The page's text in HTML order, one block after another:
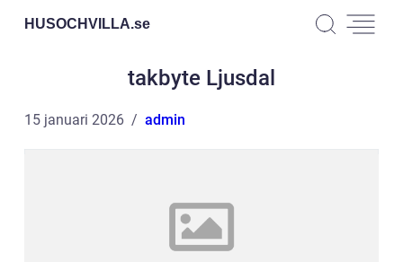
HUSOCHVILLA.se
takbyte Ljusdal
15 januari 2026 admin